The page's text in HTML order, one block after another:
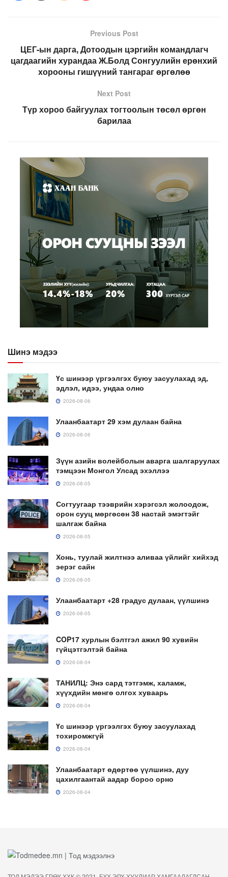
Previous Post
ЦЕГ-ын дарга, Дотоодын цэргийн командлагч
цагдаагийн хурандаа Ж.Болд Сонгуулийн ерөнхий
хорооны гишүүний тангараг өргөлөө
Next Post
Түр хороо байгуулах тогтоолын төсөл өргөн
барилаа
Шинэ мэдээ
Үс шинээр үргээлгэх буюу засуулахад эд,
эдлэл, идээ, ундаа олно
2026-08-06
Улаанбаатарт 29 хэм дулаан байна
2026-08-06
Зүүн азийн волейболын аварга шалгаруулах
тэмцээн Монгол Улсад эхэллээ
2026-08-05
Согтуугаар тээврийн хэрэгсэл жолоодож,
орон сууц мөргөсөн 38 настай эмэгтэйг
шалгаж байна
2026-08-05
Хонь, туулай жилтнээ аливаа үйлийг хийхэд
эерэг сайн
2026-08-05
Улаанбаатарт +28 градус дулаан, үүлшинэ
2026-08-05
COP17 хурлын бэлтгэл ажил 90 хувийн
гүйцэтгэлтэй байна
2026-08-04
ТАНИЛЦ: Энэ сард тэтгэмж, халамж,
хүүхдийн мөнгө олгох хуваарь
2026-08-04
Үс шинээр үргээлгэх буюу засуулахад
тохиромжгүй
2026-08-04
Улаанбаатарт өдөртөө үүлшинэ, дуу
цахилгаантай аадар бороо орно
2026-08-04